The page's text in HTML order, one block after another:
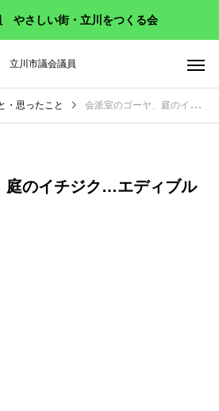
やさしい街・立川をつくる会
立川市議会議員
・思ったこと 会派室のゴーヤ、庭のイチジク…エディブルシティ…
庭のイチジク…エディブル